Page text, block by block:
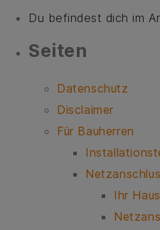
Du befindest dich im
Sei­ten
Datenschutz
Disclaimer
Für Bauherren
Ihr